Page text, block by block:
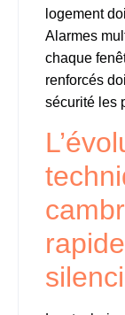
logement
Alarmes
chaque
renforcés
sécurité les